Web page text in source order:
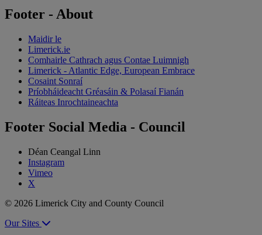
Footer - About
Maidir le
Limerick.ie
Comhairle Cathrach agus Contae Luimnigh
Limerick - Atlantic Edge, European Embrace
Cosaint Sonraí
Príobháideacht Gréasáin & Polasaí Fianán
Ráiteas Inrochtaineachta
Footer Social Media - Council
Déan Ceangal Linn
Instagram
Vimeo
X
© 2026 Limerick City and County Council
Our Sites